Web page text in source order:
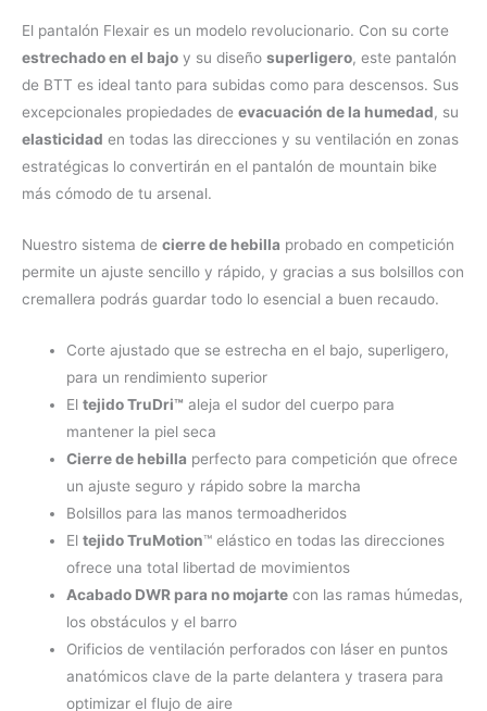
El pantalón Flexair es un modelo revolucionario. Con su corte
estrechado en el bajo y su diseño superligero, este pantalón
de BTT es ideal tanto para subidas como para descensos. Sus
excepcionales propiedades de evacuación de la humedad, su
elasticidad en todas las direcciones y su ventilación en zonas
estratégicas lo convertirán en el pantalón de mountain bike
más cómodo de tu arsenal.
Nuestro sistema de cierre de hebilla probado en competición
permite un ajuste sencillo y rápido, y gracias a sus bolsillos con
cremallera podrás guardar todo lo esencial a buen recaudo.
Corte ajustado que se estrecha en el bajo, superligero,
para un rendimiento superior
Eltejido TruDri™ aleja el sudor del cuerpo para
mantener la piel seca
Cierre de hebilla perfecto para competición que ofrece
un ajuste seguro y rápido sobre la marcha
Bolsillos para las manos termoadheridos
Eltejido TruMotion™ elástico en todas las direcciones
ofrece una total libertad de movimientos
Acabado DWR para no mojarte con las ramas húmedas,
los obstáculos y el barro
Orificios de ventilación perforados con láser en puntos
anatómicos clave de la parte delantera y trasera para
optimizar el flujo de aire